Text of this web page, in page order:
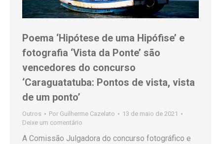
Poema ‘Hipótese de uma Hipófise’ e
fotografia ‘Vista da Ponte’ são
vencedores do concurso
‘Caraguatatuba: Pontos de vista, vista
de um ponto’
Outros Por Guilherme Cazelato
13 de maio de 2021
Deixe um comentário
A Comissão Julgadora do concurso fotográfico e